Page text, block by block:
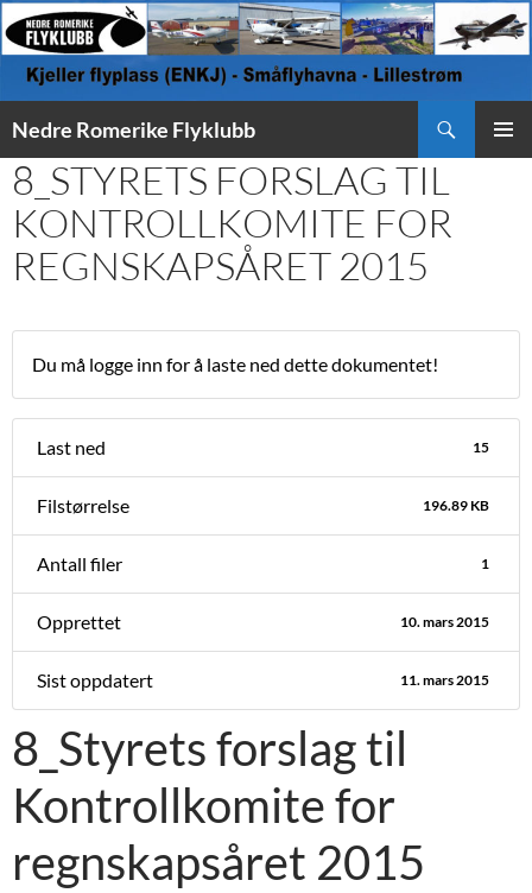
Nedre Romerike Flyklubb
TIL
INNHOLD
8_STYRETS FORSLAG TIL
KONTROLLKOMITE FOR
REGNSKAPSÅRET 2015
Du må logge inn for å laste ned dette dokumentet!
Last ned 15
Filstørrelse 196.89 KB
Antall filer 1
Opprettet 10. mars 2015
Sist oppdatert 11. mars 2015
8_Styrets forslag til
Kontrollkomite for
regnskapsåret 2015